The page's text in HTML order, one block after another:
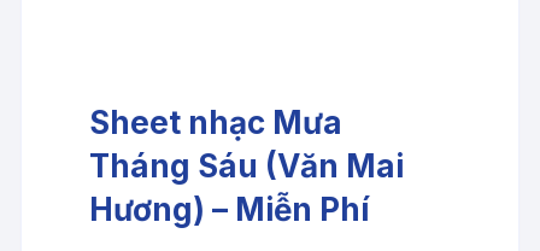
Sheet nhạc Mưa
Tháng Sáu (Văn Mai
Hương) – Miễn Phí